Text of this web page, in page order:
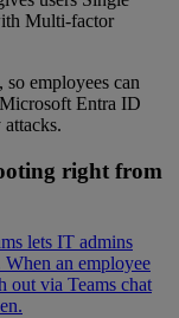
Multi-factor
employees can
Entra ID
right from
lets IT admins
an employee
out via Teams chat